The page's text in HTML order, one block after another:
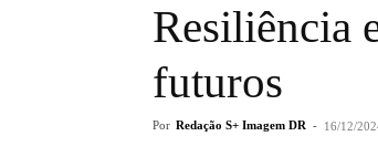
Resiliência
futuros
Por Redação S+ Imagem DR - 16/12/